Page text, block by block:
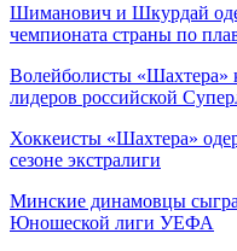
Шиманович и Шкурдай
чемпионата страны по
Волейболисты «Шахтера»
лидеров российской
Хоккеисты «Шахтера»
сезоне экстралиги
Минские динамовцы
Юношеской лиги УЕФА